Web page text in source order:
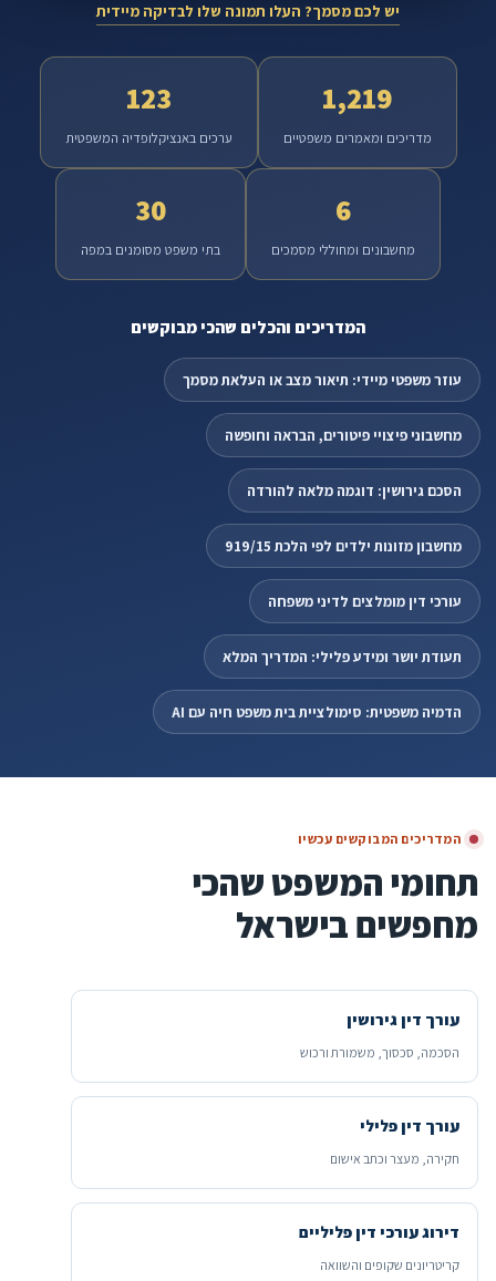
יש לכם מסמך? העלו תמונה שלו לבדיקה מיידית
1,219
מדריכים ומאמרים משפטיים
123
ערכים באנציקלופדיה המשפטית
6
מחשבונים ומחוללי מסמכים
30
בתי משפט מסומנים במפה
המדריכים והכלים שהכי מבוקשים
עוזר משפטי מיידי: תיאור מצב או העלאת מסמך
מחשבוני פיצויי פיטורים, הבראה וחופשה
הסכם גירושין: דוגמה מלאה להורדה
מחשבון מזונות ילדים לפי הלכת 919/15
עורכי דין מומלצים לדיני משפחה
תעודת יושר ומידע פלילי: המדריך המלא
הדמיה משפטית: סימולציית בית משפט חיה עם AI
המדריכים המבוקשים עכשיו
תחומי המשפט שהכי
מחפשים בישראל
עורך דין גירושין
הסכמה, סכסוך, משמורת ורכוש
עורך דין פלילי
חקירה, מעצר וכתב אישום
דירוג עורכי דין פליליים
קריטריונים שקופים והשוואה